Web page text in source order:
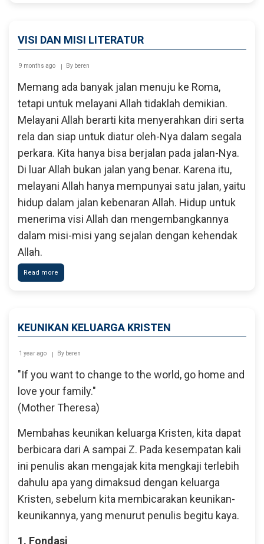
VISI DAN MISI LITERATUR
9 months ago By beren
Memang ada banyak jalan menuju ke Roma,
tetapi untuk melayani Allah tidaklah demikian.
Melayani Allah berarti kita menyerahkan diri serta
rela dan siap untuk diatur oleh-Nya dalam segala
perkara. Kita hanya bisa berjalan pada jalan-Nya.
Di luar Allah bukan jalan yang benar. Karena itu,
melayani Allah hanya mempunyai satu jalan, yaitu
hidup dalam jalan kebenaran Allah. Hidup untuk
menerima visi Allah dan mengembangkannya
dalam misi-misi yang sejalan dengan kehendak
Allah.
Read more
Visi
KEUNIKAN KELUARGA KRISTEN
1 year ago By beren
"If you want to change to the world, go home and
love your family."
(Mother Theresa)
Membahas keunikan keluarga Kristen, kita dapat
berbicara dari A sampai Z. Pada kesempatan kali
ini penulis akan mengajak kita mengkaji terlebih
dahulu apa yang dimaksud dengan keluarga
Kristen, sebelum kita membicarakan keunikan-
keunikannya, yang menurut penulis begitu kaya.
1. Fondasi